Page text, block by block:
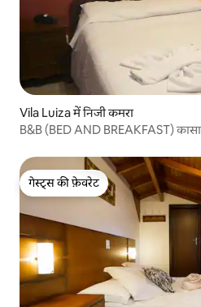
Vila Luiza में निजी कमरा
B&B (BED AND BREAKFAST) कासा
गेस्ट्स की फ़ेवरेट
गेस्ट्स की फ़ेवरेट